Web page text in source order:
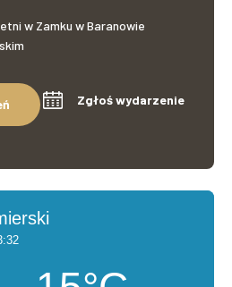
w Zamku w Baranowie
Zgłoś wydarzenie